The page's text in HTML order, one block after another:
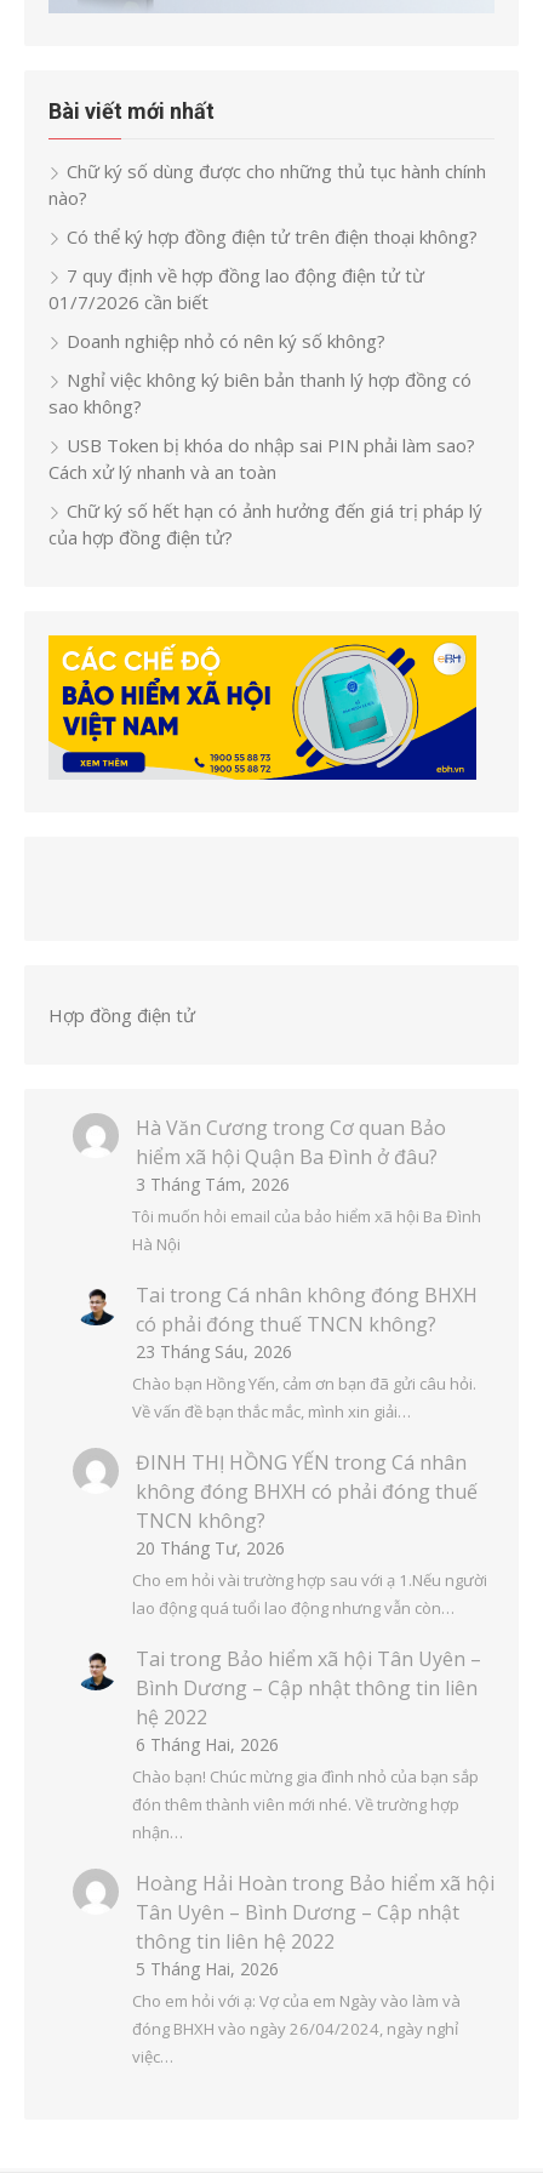
Bài viết mới nhất
Chữ ký số dùng được cho những thủ tục hành chính
nào?
Có thể ký hợp đồng điện tử trên điện thoại không?
7 quy định về hợp đồng lao động điện tử từ
01/7/2026 cần biết
Doanh nghiệp nhỏ có nên ký số không?
Nghỉ việc không ký biên bản thanh lý hợp đồng có
sao không?
USB Token bị khóa do nhập sai PIN phải làm sao?
Cách xử lý nhanh và an toàn
Chữ ký số hết hạn có ảnh hưởng đến giá trị pháp lý
của hợp đồng điện tử?
Hợp đồng điện tử
Hà Văn Cương trong Cơ quan Bảo
hiểm xã hội Quận Ba Đình ở đâu?
3 Tháng Tám, 2026
Tôi muốn hỏi email của bảo hiểm xã hội Ba Đình
Hà Nội
Tai trong Cá nhân không đóng BHXH
có phải đóng thuế TNCN không?
23 Tháng Sáu, 2026
Chào bạn Hồng Yến, cảm ơn bạn đã gửi câu hỏi.
Về vấn đề bạn thắc mắc, mình xin giải…
ĐINH THỊ HỒNG YẾN trong Cá nhân
không đóng BHXH có phải đóng thuế
TNCN không?
20 Tháng Tư, 2026
Cho em hỏi vài trường hợp sau với ạ 1.Nếu người
lao động quá tuổi lao động nhưng vẫn còn…
Tai trong Bảo hiểm xã hội Tân Uyên –
Bình Dương – Cập nhật thông tin liên
hệ 2022
6 Tháng Hai, 2026
Chào bạn! Chúc mừng gia đình nhỏ của bạn sắp
đón thêm thành viên mới nhé. Về trường hợp
nhận…
Hoàng Hải Hoàn trong Bảo hiểm xã hội
Tân Uyên – Bình Dương – Cập nhật
thông tin liên hệ 2022
5 Tháng Hai, 2026
Cho em hỏi với ạ: Vợ của em Ngày vào làm và
đóng BHXH vào ngày 26/04/2024, ngày nghỉ
việc…